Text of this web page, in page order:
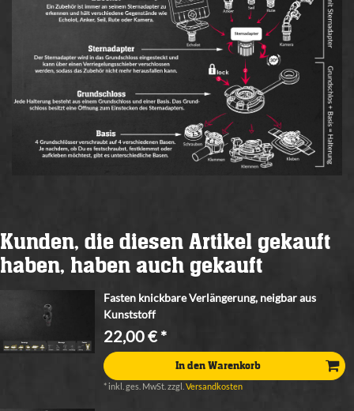
Kunden, die diesen Artikel gekauft
haben, haben auch gekauft
Fasten knickbare Verlängerung, neigbar aus
Kunststoff
22,00 € *
In den Warenkorb
* inkl. ges. MwSt. zzgl.Versandkosten